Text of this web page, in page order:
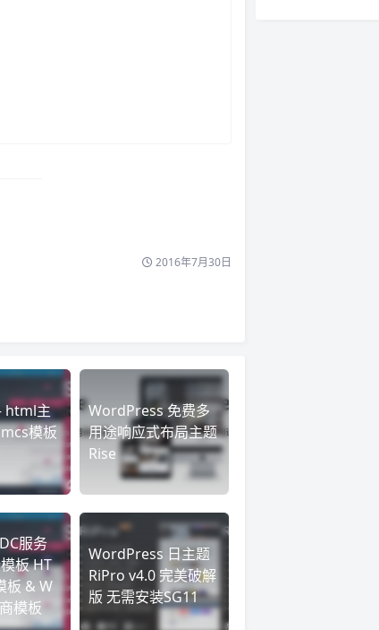
2016年7月30日
html主
模板
WordPress 免费多
用途响应式布局主题
Rise
服务
板 HT
板 & W
模板
WordPress 日主题
RiPro v4.0 完美破解
版 无需安装SG11